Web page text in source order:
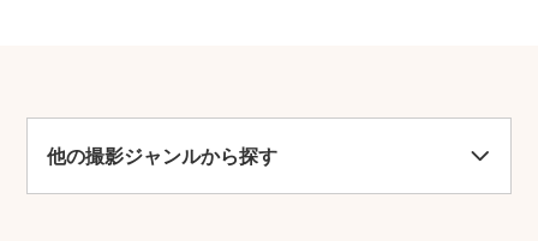
他の撮影ジャンルから探す